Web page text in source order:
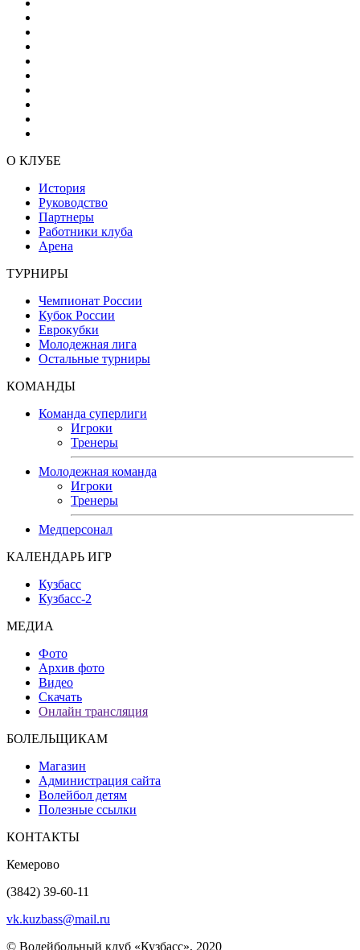
О КЛУБЕ
История
Руководство
Партнеры
Работники клуба
Арена
ТУРНИРЫ
Чемпионат России
Кубок России
Еврокубки
Молодежная лига
Остальные турниры
КОМАНДЫ
Команда суперлиги
Игроки
Тренеры
Молодежная команда
Игроки
Тренеры
Медперсонал
КАЛЕНДАРЬ ИГР
Кузбасс
Кузбасс-2
МЕДИА
Фото
Архив фото
Видео
Скачать
Онлайн трансляция
БОЛЕЛЬЩИКАМ
Магазин
Администрация сайта
Волейбол детям
Полезные ссылки
КОНТАКТЫ
Кемерово
(3842) 39-60-11
vk.kuzbass@mail.ru
© Волейбольный клуб «Кузбасс», 2020